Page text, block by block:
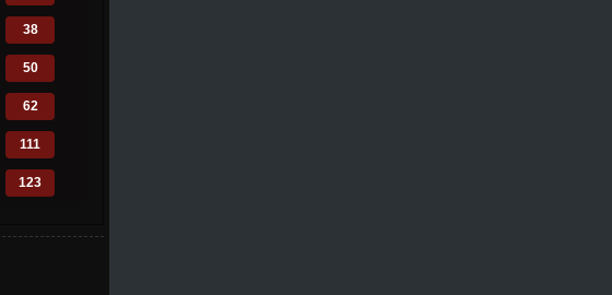
38
50
62
111
123